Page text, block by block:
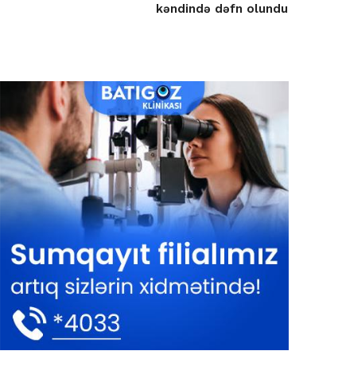
kəndində dəfn olundu